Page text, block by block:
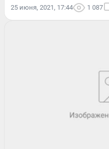
25 июня, 2021, 17:44 1 087